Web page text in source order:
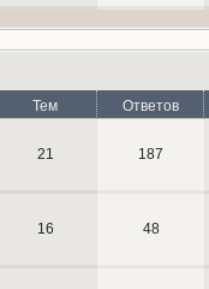
Тем Ответов
21 187
16 48